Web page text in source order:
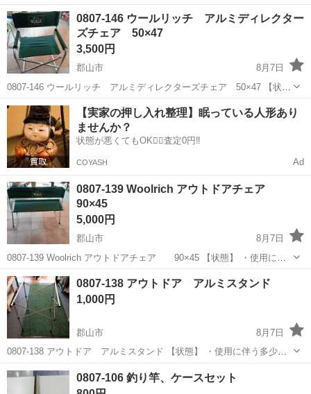
態】 ・使用に伴う多少のスレ、キズ、落としきれない汚れなどござい
ます ・詳細は現地でご確認ください ・お値引きは出来かねますのでご
了...
福島 郡山市 ウールリッチ
0807-146 ウールリッチ アルミディレクター
ズチェア 50×47
3,500円
郡山市
8月7日
0807-146 ウールリッチ アルミディレクターズチェア 50×47 【状
態】 ・使用に伴う多少のスレ、キズ、落としきれない汚れなどござい
ます ・詳細は現地でご確認ください ・お値引きは出来かねますのでご
了...
福島 郡山市 その他 ウールリッチ
【実家の押し入れ整理】眠っている人形あり
ませんか？
状態が悪くてもOK🙆‍♀️査定0円‼️
COYASH Ad
0807-139 Woolrich アウトドアチェア
90×45
5,000円
郡山市
8月7日
0807-139 Woolrich アウトドアチェア 90×45 【状態】 ・使用に伴
う多少のスレ、キズ、落としきれない汚れなどございます ・詳細は現
地でご確認ください ・お値引きは出来かねますのでご了承願...
福島 郡山市 アウトドア
0807-138 アウトドア アルミスタンド
1,000円
郡山市
8月7日
0807-138 アウトドア アルミスタンド 【状態】 ・使用に伴う多少の
スレ、キズ、落としきれない汚れなどございます ・詳細は現地でご確
認ください ・お値引きは出来かねますのでご了承願います ※中古品の
福島 郡山市 アウトドア
0807-106 釣り竿、ケースセット